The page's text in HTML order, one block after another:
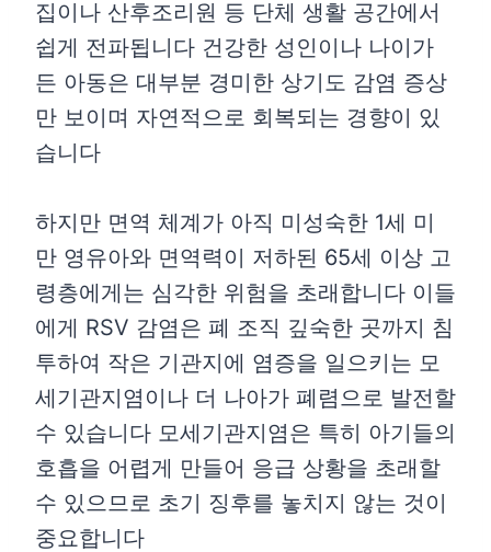
집이나 산후조리원 등 단체 생활 공간에서
쉽게 전파됩니다 건강한 성인이나 나이가
든 아동은 대부분 경미한 상기도 감염 증상
만 보이며 자연적으로 회복되는 경향이 있
습니다
하지만 면역 체계가 아직 미성숙한 1세 미
만 영유아와 면역력이 저하된 65세 이상 고
령층에게는 심각한 위험을 초래합니다 이들
에게 RSV 감염은 폐 조직 깊숙한 곳까지 침
투하여 작은 기관지에 염증을 일으키는 모
세기관지염이나 더 나아가 폐렴으로 발전할
수 있습니다 모세기관지염은 특히 아기들의
호흡을 어렵게 만들어 응급 상황을 초래할
수 있으므로 초기 징후를 놓치지 않는 것이
중요합니다